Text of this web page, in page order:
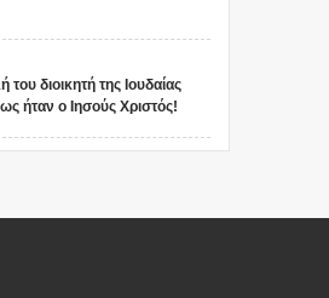
διοικητή της Ιουδαίας
ήταν ο Ιησούς Χριστός!